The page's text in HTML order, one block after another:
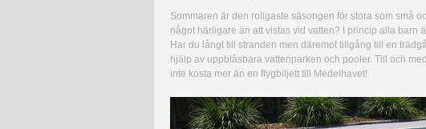
för
Sommaren är den roligaste säsongen för stora som små
något härligare än att vistas vid vatten? I princip alla barn
Har du långt till stranden men däremot tillgång till en
hjälp av uppblåsbara vattenparken och pooler. Till och
inte kosta mer än en flygbiljett till Medelhavet!